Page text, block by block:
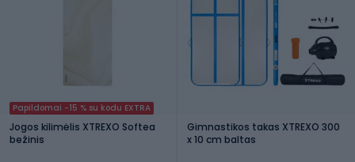
Papildomai -15 % su kodu EXTRA
Jogos kilimėlis XTREXO Softea
bežinis
Gimnastikos takas XTREXO 300
x 10 cm baltas